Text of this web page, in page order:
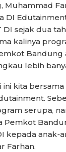
Muhammad
DI
DI sejak dua
kalinya
Bandung
lebih
ini kita
serupa,
Pemkot
kepada anak-
Farhan.